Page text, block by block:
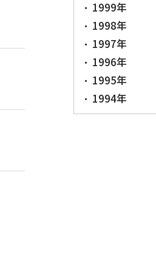
1999年
1998年
1997年
1996年
1995年
1994年